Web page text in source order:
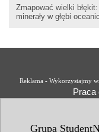
Grupa
Zmapować wielki
minerały w głębi
Reklama - Wykorzystajmy
Praca